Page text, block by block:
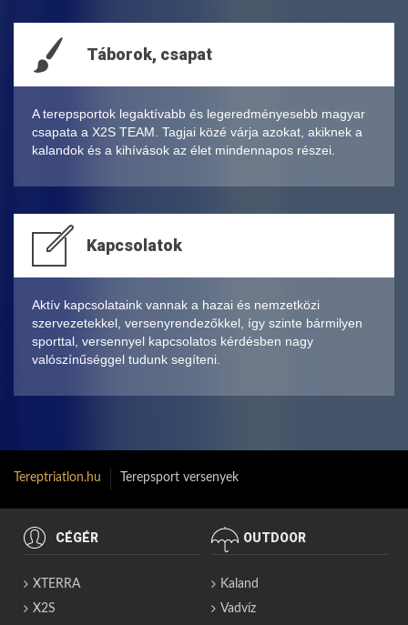
Táborok, csapat
A terepsportok legaktívabb és legeredményesebb magyar
csapata a X2S TEAM. Tagjai közé várja azokat, akiknek a
kalandok és a kihívások az élet mindennapos részei.
Kapcsolatok
Aktív kapcsolataink vannak a hazai és nemzetközi
szervezetekkel, versenyrendezőkkel, így szinte bármilyen
sporttal, versennyel kapcsolatos kérdésben nagy
valószínűséggel tudunk segíteni.
Tereptriatlon.hu Terepsport versenyek
CÉGÉR
XTERRA
X2S
OUTDOOR
Kaland
Vadvíz